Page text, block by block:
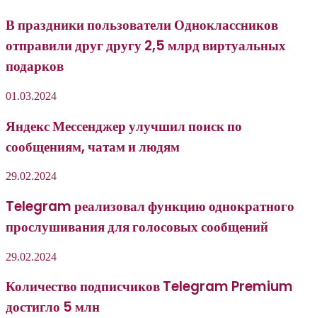
В праздники пользователи Одноклассников
отправили друг другу 2,5 млрд виртуальных
подарков
01.03.2024
Яндекс Мессенджер улучшил поиск по
сообщениям, чатам и людям
29.02.2024
Telegram реализовал функцию однократного
прослушивания для голосовых сообщений
29.02.2024
Количество подписчиков Telegram Premium
достигло 5 млн